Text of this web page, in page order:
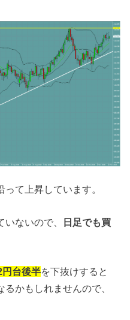
て上昇しています。
ないので、
日足でも買
円台後半を下抜けすると
かもしれませんので、